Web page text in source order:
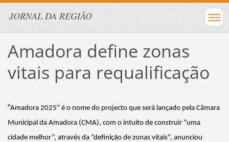
JORNAL DA REGIÃO
Amadora define zonas
vitais para requalificação
“Amadora 2025” é o nome do projecto que será lançado pela Câmara
Municipal da Amadora (CMA), com o intuito de construir “uma
cidade melhor”, através da “definição de zonas vitais”, anunciou